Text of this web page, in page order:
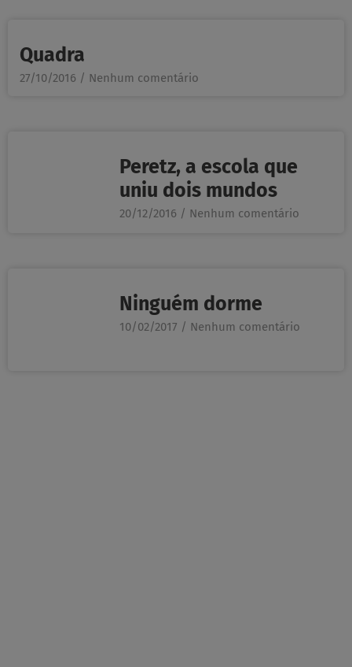
Quadra
27/10/2016 Nenhum comentário
Peretz, a escola que
uniu dois mundos
20/12/2016 Nenhum comentário
Ninguém dorme
10/02/2017 Nenhum comentário